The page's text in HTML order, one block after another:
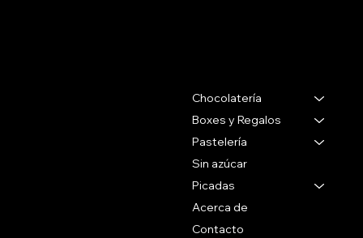
Chocolatería
Boxes y Regalos
Pastelería
Sin azúcar
Picadas
Acerca de
Contacto